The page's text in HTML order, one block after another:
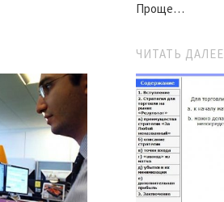
Проще…
ЧИТАТЬ ДАЛЕЕ